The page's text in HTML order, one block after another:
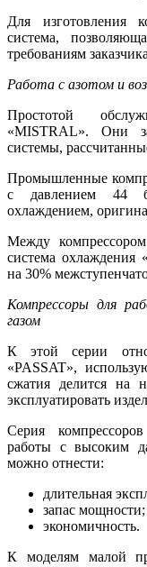
Для изготовления
система,
требованиям
Работа с азотом и
Простотой
«MISTRAL». Они
системы,
Промышленные
с давлением 44
охлаждением,
Между
система охлаждения
на 30%
Компрессоры для
газом
К этой серии
«PASSAT»,
сжатия делится на
эксплуатировать
Серия
работы с высоким
можно отнести:
длительная
запас мощности;
экономичность.
К моделям малой